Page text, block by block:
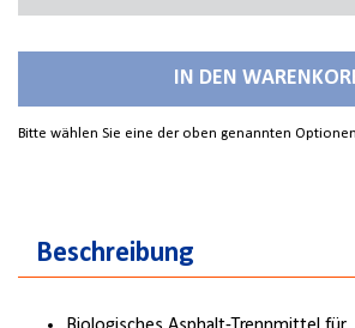
IN DEN
Bitte wählen Sie eine der oben genannten
Beschreibung